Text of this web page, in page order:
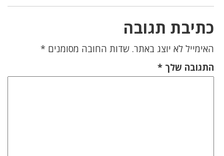
כתיבת תגובה
האימייל לא יוצג באתר. שדות החובה מסומנים *
התגובה שלך *